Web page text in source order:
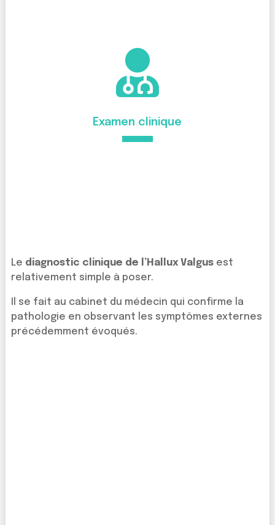

Examen clinique
Le diagnostic clinique de l’Hallux Valgusest
relativement simple à poser.
Il se fait au cabinet du médecin qui confirme la
pathologie en observant les symptômes externes
précédemment évoqués.